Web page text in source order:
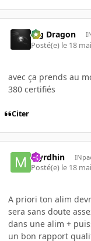
Big Dragon
Posté(e) le 18
avec ça prends au
380 certifiés
Citer
Myrdhin
Posté(e) le 18
A priori ton alim
sera sans doute
dans une alim +
un bon rapport